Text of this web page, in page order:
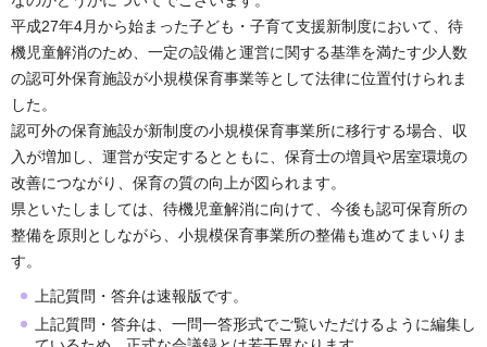
平成27年4月から始まった子ども・子育て支援新制度において、待
機児童解消のため、一定の設備と運営に関する基準を満たす少人数
の認可外保育施設が小規模保育事業等として法律に位置付けられま
した。
認可外の保育施設が新制度の小規模保育事業所に移行する場合、収
入が増加し、運営が安定するとともに、保育士の増員や居室環境の
改善につながり、保育の質の向上が図られます。
県といたしましては、待機児童解消に向けて、今後も認可保育所の
整備を原則としながら、小規模保育事業所の整備も進めてまいりま
す。
上記質問・答弁は速報版です。
上記質問・答弁は、一問一答形式でご覧いただけるように編集し